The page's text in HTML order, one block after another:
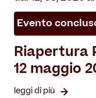
Evento
Riapertura
12 maggio
leggi di più